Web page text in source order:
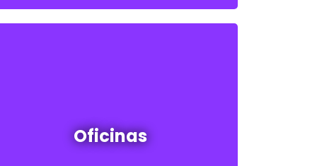
Oficinas